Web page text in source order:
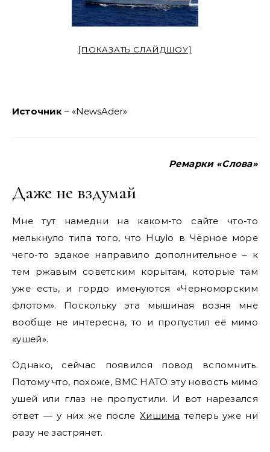
[ПОКАЗАТЬ СЛАЙДШОУ]
Источник – «NewsAder»
Ремарки «Слова»
Даже не вздумай
Мне тут намедни на каком-то сайте что-то
мелькнуло типа того, что Huylo в Чёрное море
чего-то эдакое направило дополнительное – к
тем ржавым советским корытам, которые там
уже есть, и гордо именуются «Черноморским
флотом». Поскольку эта мышиная возня мне
вообще не интересна, то и пропустил её мимо
«ушей».
Однако, сейчас появился повод вспомнить.
Потому что, похоже, ВМС НАТО эту новость мимо
ушей или глаз не пропустили. И вот нарезался
ответ — у них же после Хишима теперь уже ни
разу не застрянет.